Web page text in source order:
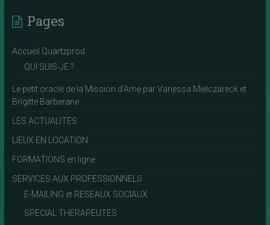
Pages
Accueil Quartzprod
QUI SUIS-JE ?
Le petit oracle de la Mission d’Ame par Vanessa Mielczareck et
Brigitte Barberane
LES ACTUALITÉS
LIEUX EN LOCATION
FORMATIONS en ligne
SERVICES AUX PROFESSIONNELS
E-MAILING et RESEAUX SOCIAUX
SPECIAL THERAPEUTES